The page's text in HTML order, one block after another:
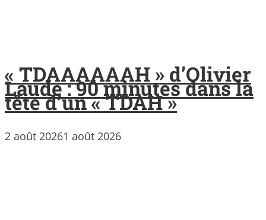
« TDAAAAAAH » d’Olivier
Laude : 90 minutes dans la
tête d’un « TDAH »
2 août 20261 août 2026